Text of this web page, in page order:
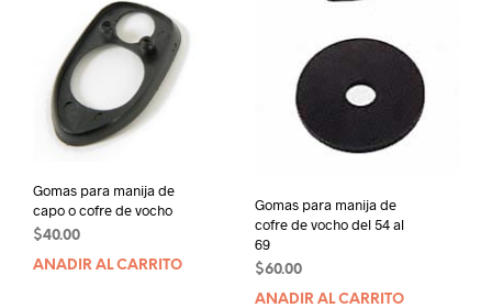
Gomas para manija de
capo o cofre de vocho
$40.00
AÑADIR AL CARRITO
Gomas para manija de
cofre de vocho del 54 al
69
$60.00
AÑADIR AL CARRITO